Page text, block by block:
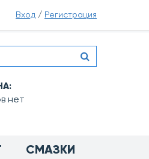
Вход / Регистрация
нет
СМАЗКИ